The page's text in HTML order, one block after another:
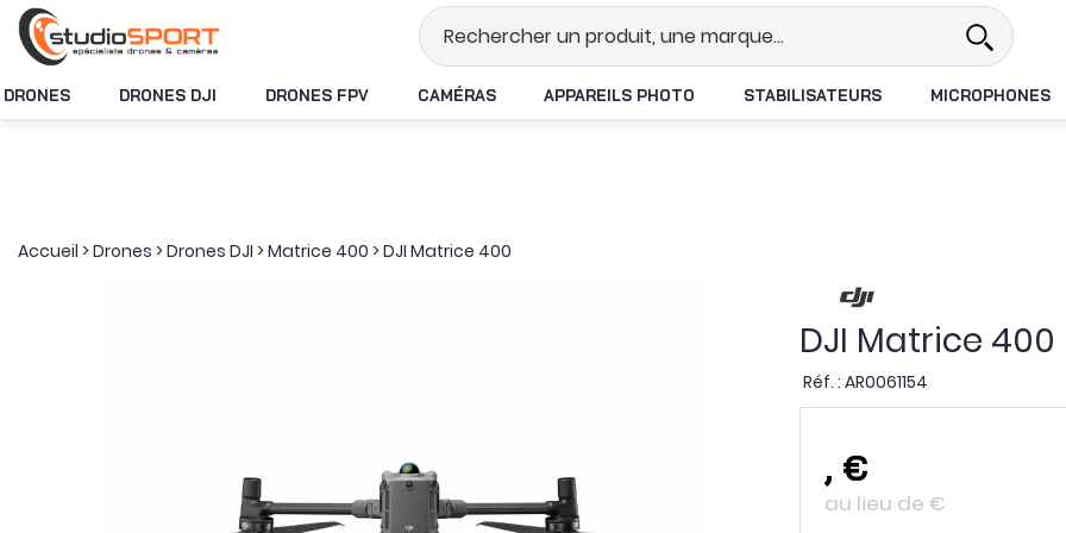
Stock en temps réel
DRONES DRONES DJI DRONES FPV CAMÉRAS APPAREILS PHOTO STABILISATEURS MICROPHONES
Accueil >Drones >Drones DJI >Matrice 400 >DJI Matrice 400
DJI Matrice 400
Réf. : AR0061154
, €
au lieu de €